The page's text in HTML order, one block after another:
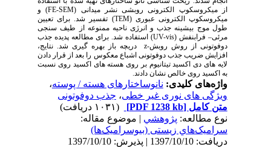
از میکروسکوپ الکترونی روبشی نشر میدانی ( FE-SEM) و
میکروسکوپ الکترونی عبوری ( TEM) تفسیر شد. برای تعیین
طول موج بیشینه جذب و انرژی ناحیه ممنوعه از طیف سنجی
مرئی– فرابنفش (UV-vis) استفاده شد. برای مطالعه پدیده جذب
دوفوتونی از روش روبش- zدریچه باز بهره گیری شد. نتایج،
افزایش ضریب جذب دوفوتونی اشباع معکوس را بعد از قرار دادن
لایه های دی اکسید تیتانیوم بر روی هسته های اکسید روی نسبت
به اکسید روی خالص نشان دادند.
واژه‌های کلیدی:نانوساختارهای هسته / پوسته،
ویژگی های نوری غیر خطی،جذب دوفوتونی
متن کامل[PDF 1238 kb]
نوع مطالعه:پژوهشي| موضوع مقاله:
سراميک‌هاي زیستی (بیوسرامیک‌ها)
دریافت: 1397/10/10 | پذیرش: 1397/10/10